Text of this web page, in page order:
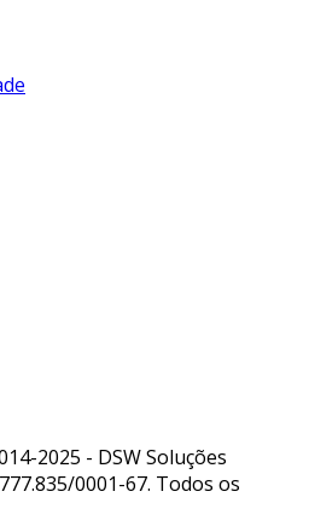
2025 - DSW Soluções
0001-67. Todos os